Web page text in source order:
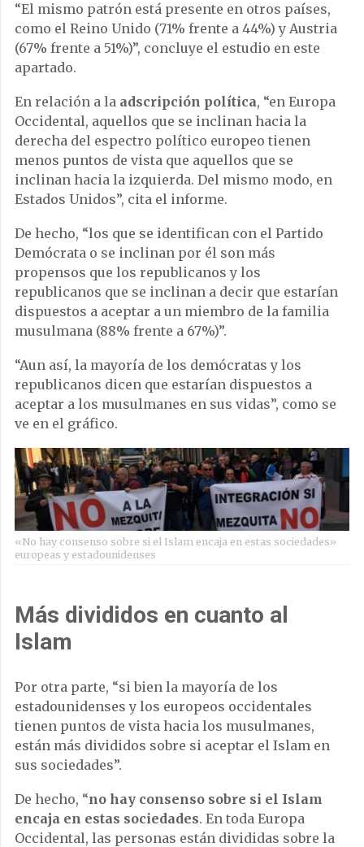
“El mismo patrón está presente en otros países,
como el Reino Unido (71% frente a 44%) y Austria
(67% frente a 51%)”, concluye el estudio en este
apartado.
En relación a la adscripción política, “en Europa
Occidental, aquellos que se inclinan hacia la
derecha del espectro político europeo tienen
menos puntos de vista que aquellos que se
inclinan hacia la izquierda. Del mismo modo, en
Estados Unidos”, cita el informe.
De hecho, “los que se identifican con el Partido
Demócrata o se inclinan por él son más
propensos que los republicanos y los
republicanos que se inclinan a decir que estarían
dispuestos a aceptar a un miembro de la familia
musulmana (88% frente a 67%)”.
“Aun así, la mayoría de los demócratas y los
republicanos dicen que estarían dispuestos a
aceptar a los musulmanes en sus vidas”, como se
ve en el gráfico.
«No hay consenso sobre si el Islam encaja en estas sociedades»
europeas y estadounidenses
Más divididos en cuanto al
Islam
Por otra parte, “si bien la mayoría de los
estadounidenses y los europeos occidentales
tienen puntos de vista hacia los musulmanes,
están más divididos sobre si aceptar el Islam en
sus sociedades”.
De hecho, “no hay consenso sobre si el Islam
encaja en estas sociedades. En toda Europa
Occidental, las personas están divididas sobre la